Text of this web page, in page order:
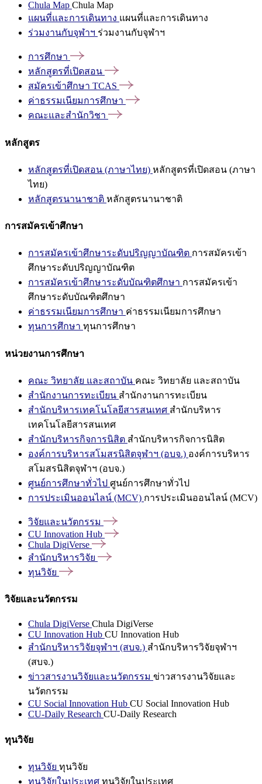
Chula Map Chula Map
แผนที่และการเดินทาง แผนที่และการเดินทาง
ร่วมงานกับจุฬาฯ ร่วมงานกับจุฬาฯ
การศึกษา
หลักสูตรที่เปิดสอน
สมัครเข้าศึกษา TCAS
ค่าธรรมเนียมการศึกษา
คณะและสำนักวิชา
หลักสูตร
หลักสูตรที่เปิดสอน (ภาษาไทย) หลักสูตรที่เปิดสอน (ภาษา
ไทย)
หลักสูตรนานาชาติ หลักสูตรนานาชาติ
การสมัครเข้าศึกษา
การสมัครเข้าศึกษาระดับปริญญาบัณฑิต การสมัครเข้า
ศึกษาระดับปริญญาบัณฑิต
การสมัครเข้าศึกษาระดับบัณฑิตศึกษา การสมัครเข้า
ศึกษาระดับบัณฑิตศึกษา
ค่าธรรมเนียมการศึกษา ค่าธรรมเนียมการศึกษา
ทุนการศึกษา ทุนการศึกษา
หน่วยงานการศึกษา
คณะ วิทยาลัย และสถาบัน คณะ วิทยาลัย และสถาบัน
สำนักงานการทะเบียน สำนักงานการทะเบียน
สำนักบริหารเทคโนโลยีสารสนเทศ สำนักบริหาร
เทคโนโลยีสารสนเทศ
สำนักบริหารกิจการนิสิต สำนักบริหารกิจการนิสิต
องค์การบริหารสโมสรนิสิตจุฬาฯ (อบจ.) องค์การบริหาร
สโมสรนิสิตจุฬาฯ (อบจ.)
ศูนย์การศึกษาทั่วไป ศูนย์การศึกษาทั่วไป
การประเมินออนไลน์ (MCV) การประเมินออนไลน์ (MCV)
วิจัยและนวัตกรรม
CU Innovation Hub
Chula DigiVerse
สำนักบริหารวิจัย
ทุนวิจัย
วิจัยและนวัตกรรม
Chula DigiVerse Chula DigiVerse
CU Innovation Hub CU Innovation Hub
สำนักบริหารวิจัยจุฬาฯ (สบจ.) สำนักบริหารวิจัยจุฬาฯ
(สบจ.)
ข่าวสารงานวิจัยและนวัตกรรม ข่าวสารงานวิจัยและ
นวัตกรรม
CU Social Innovation Hub CU Social Innovation Hub
CU-Daily Research CU-Daily Research
ทุนวิจัย
ทุนวิจัย ทุนวิจัย
ทุนวิจัยในประเทศ ทุนวิจัยในประเทศ